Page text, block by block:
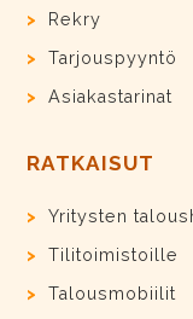
Rekry
Tarjouspyyntö
Asiakastarinat
RATKAISUT
Yritysten
Tilitoimistoille
Talousmobiilit